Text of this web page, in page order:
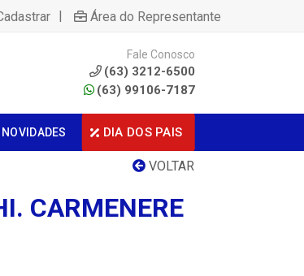
| Área do Representante
Fale Conosco
(63) 3212-6500
(63) 99106-7187
NOVIDADES DIA DOS PAIS
VOLTAR
CARMENERE